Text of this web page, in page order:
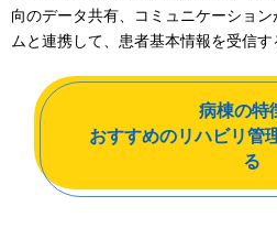
向のデータ共有、コミュニケーショ
ムと連携して、患者基本情報を受信す
病棟の特
おすすめのリハビリ管
る